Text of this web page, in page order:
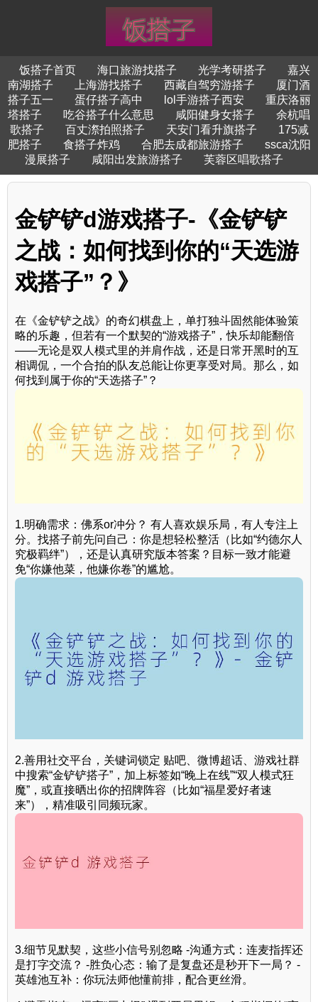
饭搭子首页 海口旅游找搭子 光学考研搭子
嘉兴
南湖搭子
上海游找搭子 西藏自驾穷游搭子
厦门酒
搭子五一
蛋仔搭子高中 lol手游搭子西安
重庆洛丽
塔搭子
吃谷搭子什么意思 咸阳健身女搭子
余杭唱
歌搭子
百丈漈拍照搭子 天安门看升旗搭子
175减
肥搭子
食搭子炸鸡 合肥去成都旅游搭子
ssca沈阳
漫展搭子
咸阳出发旅游搭子 芙蓉区唱歌搭子
金铲铲d游戏搭子-《金铲铲
之战：如何找到你的“天选游
戏搭子”？》
在《金铲铲之战》的奇幻棋盘上，单打独斗固然能体验策
略的乐趣，但若有一个默契的“游戏搭子”，快乐却能翻倍
——无论是双人模式里的并肩作战，还是日常开黑时的互
相调侃，一个合拍的队友总能让你更享受对局。那么，如
何找到属于你的“天选搭子”？
1.明确需求：佛系or冲分？ 有人喜欢娱乐局，有人专注上
分。找搭子前先问自己：你是想轻松整活（比如“约德尔人
究极羁绊”），还是认真研究版本答案？目标一致才能避
免“你嫌他菜，他嫌你卷”的尴尬。
2.善用社交平台，关键词锁定 贴吧、微博超话、游戏社群
中搜索“金铲铲搭子”，加上标签如“晚上在线”“双人模式狂
魔”，或直接晒出你的招牌阵容（比如“福星爱好者速
来”），精准吸引同频玩家。
3.细节见默契，这些小信号别忽略 -沟通方式：连麦指挥还
是打字交流？ -胜负心态：输了是复盘还是秒开下一局？ -
英雄池互补：你玩法师他懂前排，配合更丝滑。